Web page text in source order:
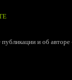
и об авторе